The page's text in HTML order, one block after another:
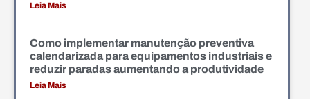
Leia Mais
Como implementar manutenção preventiva
calendarizada para equipamentos industriais e
reduzir paradas aumentando a produtividade
Leia Mais